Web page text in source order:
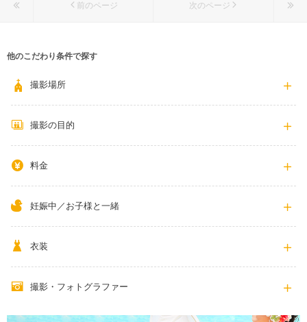
前のページ 次のページ
他のこだわり条件で探す
撮影場所
撮影の目的
料金
妊娠中／お子様と一緒
衣装
撮影・フォトグラファー